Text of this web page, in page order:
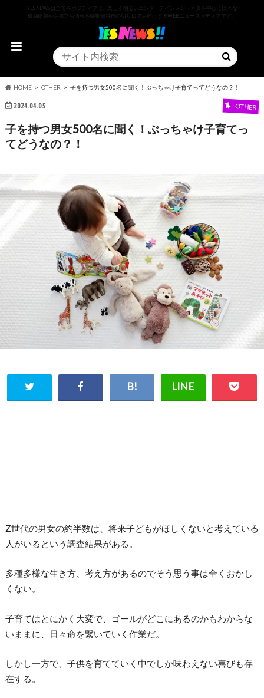
YESNEWSは全てをポジティブに、楽しく明るいエンターテインメントネタを中心に様々な
最新情報やお役立ち情報を編集部独自の切り口でお届けするWEBニュースメディアです。
HOME OTHER 子を持つ男女500名に聞く！ぶっちゃけ子育てってどうなの？！
2024.04.05 OTHER
子を持つ男女500名に聞く！ぶっちゃけ子育てっ
てどうなの？！
Z世代の男女の約半数は、将来子どもがほしくないと考えている
人がいるという調査結果がある。
多種多様な生き方、考え方があるのでそう思う事は全くおかし
くない。
子育てはとにかく大変で、ゴールがどこにあるのかもわからな
いままに、日々命を繋いでいく作業だ。
しかし一方で、子供を育てていく中でしか味わえない喜びも存
在する。